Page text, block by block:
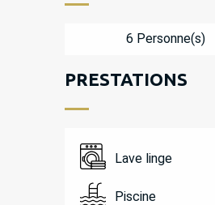
6 Personne(s)
PRESTATIONS
Lave linge
Piscine